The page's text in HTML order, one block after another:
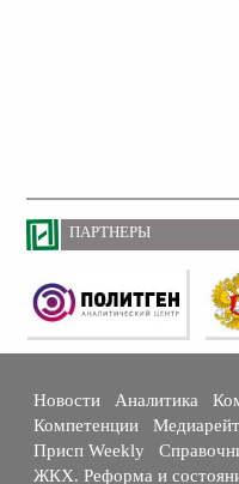
ПАРТНЕРЫ
Новости Аналитика
Компетенции
Присп Weekly
ЖКХ. Реформа и